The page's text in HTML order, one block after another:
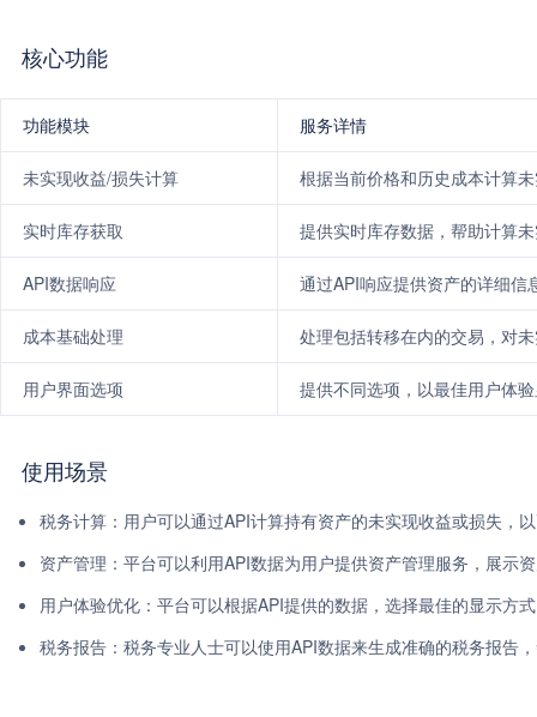
核心功能
功能模块 服务详情
未实现收益/损失计算 根据当前价格和历史成本计算
实时库存获取 提供实时库存数据，帮助计算
API数据响应 通过API响应提供资产的详细信
成本基础处理 处理包括转移在内的交易，对
用户界面选项 提供不同选项，以最佳用户体
使用场景
税务计算：用户可以通过API计算持有资产的未实现收益或损失，
资产管理：平台可以利用API数据为用户提供资产管理服务，展示
用户体验优化：平台可以根据API提供的数据，选择最佳的显示方
税务报告：税务专业人士可以使用API数据来生成准确的税务报告